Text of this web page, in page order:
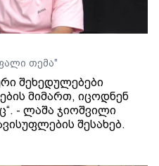
თემა"
შეხედულებები
მიმართ, იცოდნენ
- ლაშა ჯიოშვილი
შესახებ.